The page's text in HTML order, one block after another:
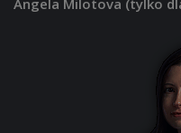
Angela Milotova (tylko